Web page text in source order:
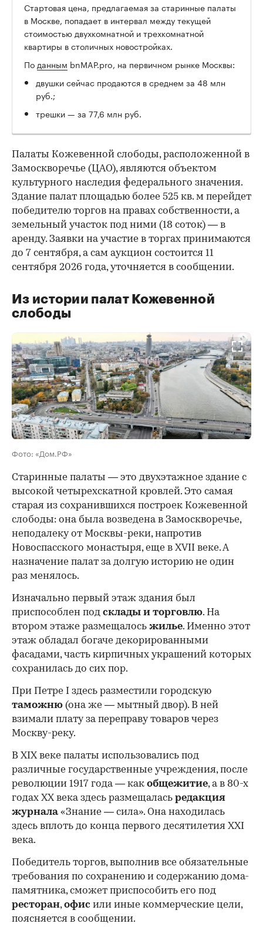
Стартовая цена, предлагаемая за старинные палаты
в Москве, попадает в интервал между текущей
стоимостью двухкомнатной и трехкомнатной
квартиры в столичных новостройках.
По данным bnMAP.pro, на первичном рынке Москвы:
двушки сейчас продаются в среднем за 48 млн
руб.;
трешки — за 77,6 млн руб.
Палаты Кожевенной слободы, расположенной в
Замоскворечье (ЦАО), являются объектом
культурного наследия федерального значения.
Здание палат площадью более 525 кв. м перейдет
победителю торгов на правах собственности, а
земельный участок под ними (18 соток) — в
аренду. Заявки на участие в торгах принимаются
до 7 сентября, а сам аукцион состоится 11
сентября 2026 года, уточняется в сообщении.
00:00 / 00:00
Из истории палат Кожевенной
слободы
Фото: «Дом.РФ»
Старинные палаты — это двухэтажное здание с
высокой четырехскатной кровлей. Это самая
старая из сохранившихся построек Кожевенной
слободы: она была возведена в Замоскворечье,
неподалеку от Москвы-реки, напротив
Новоспасского монастыря, еще в XVII веке. А
назначение палат за долгую историю не один
раз менялось.
Изначально первый этаж здания был
приспособлен под склады и торговлю. На
втором этаже размещалось жилье. Именно этот
этаж обладал богаче декорированными
фасадами, часть кирпичных украшений которых
сохранилась до сих пор.
При Петре I здесь разместили городскую
таможню (она же — мытный двор). В ней
взимали плату за переправу товаров через
Москву-реку.
В XIX веке палаты использовались под
различные государственные учреждения, после
революции 1917 года — как общежитие, а в 80-х
годах XX века здесь размещалась редакция
журнала«Знание — сила». Она находилась
здесь вплоть до конца первого десятилетия XXI
века.
Победитель торгов, выполнив все обязательные
требования по сохранению и содержанию дома-
памятника, сможет приспособить его под
ресторан,офис или иные коммерческие цели,
поясняется в сообщении.